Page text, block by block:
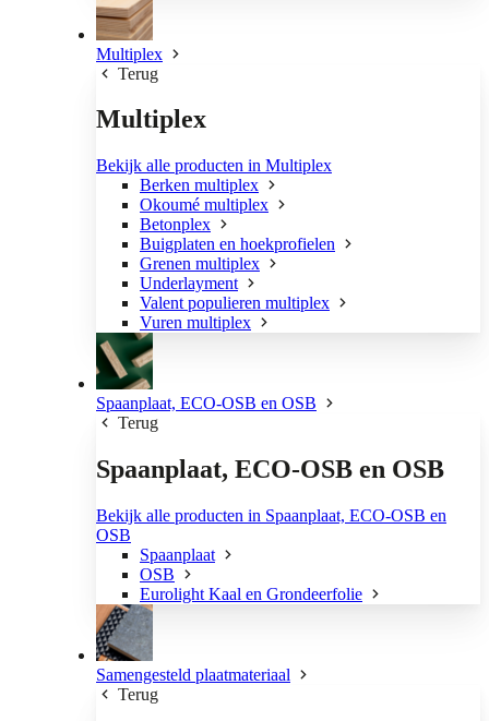
Multiplex
Terug
Multiplex
Bekijk alle producten in Multiplex
Berken multiplex
Okoumé multiplex
Betonplex
Buigplaten en hoekprofielen
Grenen multiplex
Underlayment
Valent populieren multiplex
Vuren multiplex
Spaanplaat, ECO-OSB en OSB
Terug
Spaanplaat, ECO-OSB en OSB
Bekijk alle producten in Spaanplaat, ECO-OSB en
OSB
Spaanplaat
OSB
Eurolight Kaal en Grondeerfolie
Samengesteld plaatmateriaal
Terug